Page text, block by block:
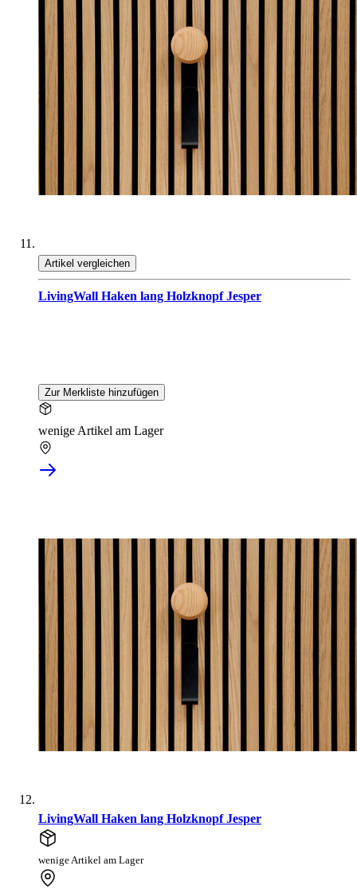
Artikel vergleichen
LivingWall Haken lang Holzknopf Jesper
Zur Merkliste hinzufügen
wenige Artikel am Lager
LivingWall Haken lang Holzknopf Jesper
wenige Artikel am Lager